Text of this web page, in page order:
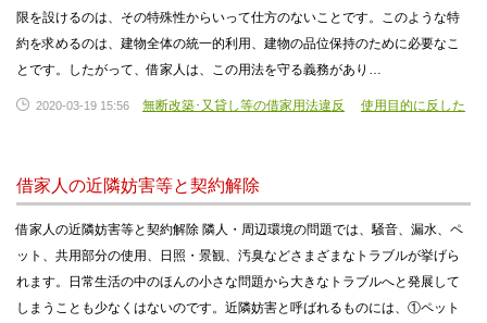
限を設けるのは、その特殊性からいって仕方のないことです。このような特
約を求めるのは、建物全体の統一的利用、建物の品位保持のために必要なこ
とです。したがって、借家人は、この用法を守る義務があり…
2020-03-19 15:56 無断改築･又貸し等の借家用法違反 使用目的に反した
借家人の近隣妨害等と契約解除
借家人の近隣妨害等と契約解除 隣人・周辺環境の問題では、騒音、漏水、ペ
ット、共用部分の使用、日照・景観、汚臭などさまざまなトラブルが挙げら
れます。日常生活の中のほんの小さな問題から大きなトラブルへと発展して
しまうことも少なくはないのです。近隣妨害と呼ばれるものには、①ペット